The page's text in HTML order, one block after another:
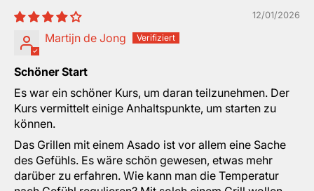
12/01/2026
Martijn de Jong
Schöner Start
Es war ein schöner Kurs, um daran teilzunehmen. Der
Kurs vermittelt einige Anhaltspunkte, um starten zu
können.
Das Grillen mit einem Asado ist vor allem eine Sache
des Gefühls. Es wäre schön gewesen, etwas mehr
darüber zu erfahren. Wie kann man die Temperatur